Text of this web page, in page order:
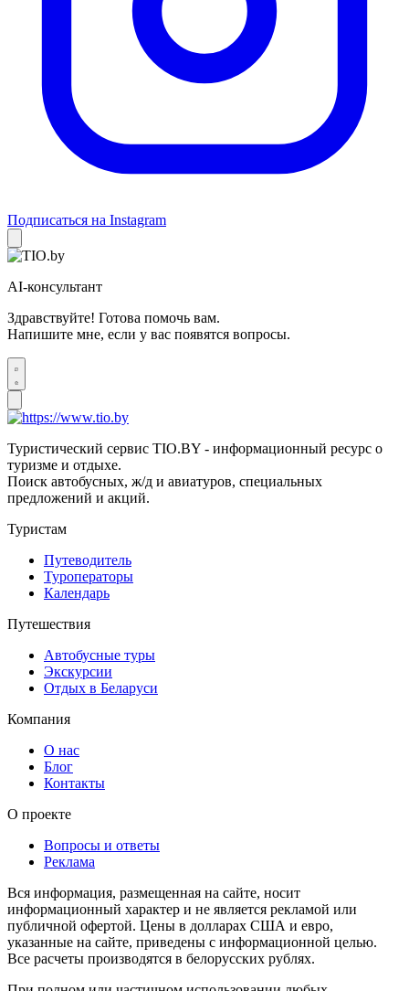
Подписаться на Instagram
AI-консультант
Здравствуйте! Готова помочь вам.
Напишите мне, если у вас появятся вопросы.
Туристический сервис TIO.BY - информационный ресурс о
туризме и отдыхе.
Поиск автобусных, ж/д и авиатуров, специальных
предложений и акций.
Туристам
Путеводитель
Туроператоры
Календарь
Путешествия
Автобусные туры
Экскурсии
Отдых в Беларуси
Компания
О нас
Блог
Контакты
О проекте
Вопросы и ответы
Реклама
Вся информация, размещенная на сайте, носит
информационный характер и не является рекламой или
публичной офертой. Цены в долларах США и евро,
указанные на сайте, приведены с информационной целью.
Все расчеты производятся в белорусских рублях.